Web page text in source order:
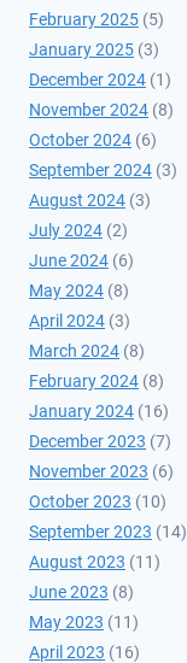
February 2025 (5)
January 2025 (3)
December 2024 (1)
November 2024 (8)
October 2024 (6)
September 2024 (3)
August 2024 (3)
July 2024 (2)
June 2024 (6)
May 2024 (8)
April 2024 (3)
March 2024 (8)
February 2024 (8)
January 2024 (16)
December 2023 (7)
November 2023 (6)
October 2023 (10)
September 2023 (14)
August 2023 (11)
June 2023 (8)
May 2023 (11)
April 2023 (16)